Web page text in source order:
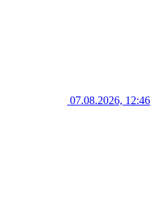
07.08.2026, 12:46